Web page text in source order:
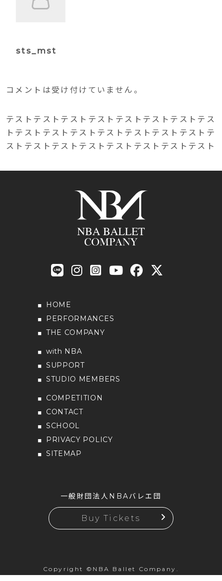
sts_mst
コメントは受け付けていません。
テストテストテストテストテストテストテストテス
トテストテストテストテストテストテストテストテ
ストテストテストテストテストテストテストテスト
HOME
PERFORMANCES
THE COMPANY
with NBA
SUPPORT
STUDIO MEMBERS
COMPETITION
CONTACT
SCHOOL
PRIVACY POLICY
SITEMAP
一般財団法人NBAバレエ団
Buy Tickets
Copyright ©NBA Ballet Company.